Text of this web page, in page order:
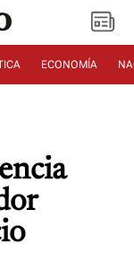
ECONOMÍA